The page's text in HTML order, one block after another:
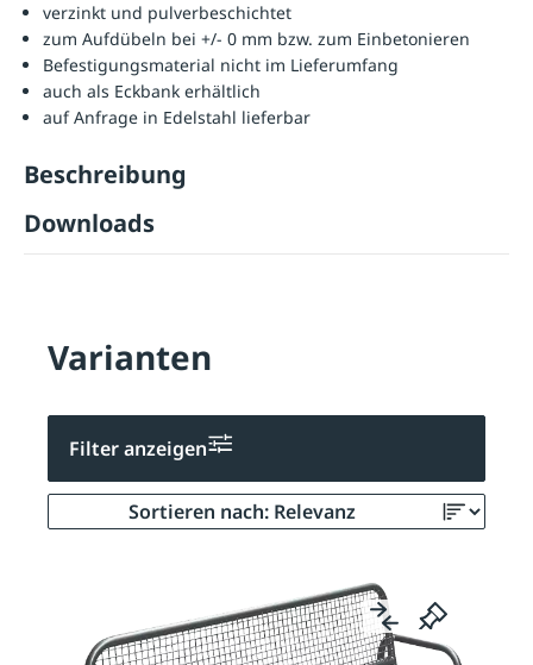
verzinkt und pulverbeschichtet
zum Aufdübeln bei +/- 0 mm bzw. zum Einbetonieren
Befestigungsmaterial nicht im Lieferumfang
auch als Eckbank erhältlich
auf Anfrage in Edelstahl lieferbar
Beschreibung
Downloads
Varianten
Filter anzeigen